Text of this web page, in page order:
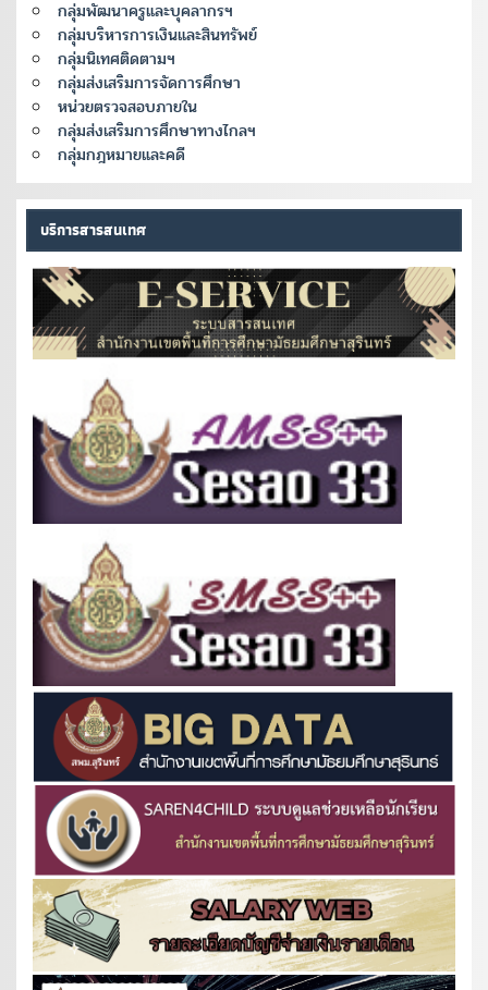
กลุ่มพัฒนาครูและบุคลากรฯ
กลุ่มบริหารการเงินและสินทรัพย์
กลุ่มนิเทศติดตามฯ
กลุ่มส่งเสริมการจัดการศึกษา
หน่วยตรวจสอบภายใน
กลุ่มส่งเสริมการศึกษาทางไกลฯ
กลุ่มกฎหมายและคดี
บริการสารสนเทศ